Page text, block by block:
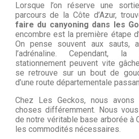
Lorsque l’on réserve une
parcours de la Côte d’Azur,
faire du canyoning dans les
encombre est la première étape
On pense souvent aux sauts,
l’adrénaline. Cependant,
stationnement peuvent vite
se retrouve sur un bout de
d’une route départementale
Chez Les Geckos, nous
choses différemment. Nous
de notre véritable base arborée à
les commodités nécessaires.